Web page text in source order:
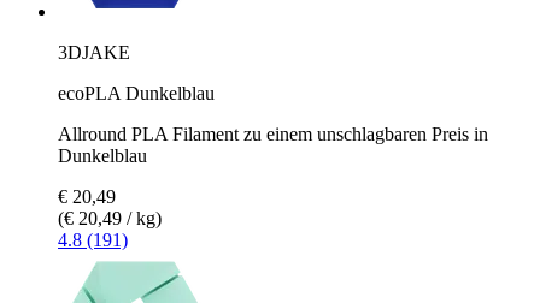
3DJAKE
ecoPLA Dunkelblau
Allround PLA Filament zu einem unschlagbaren Preis in
Dunkelblau
€ 20,49
(€ 20,49 / kg)
4.8 (191)